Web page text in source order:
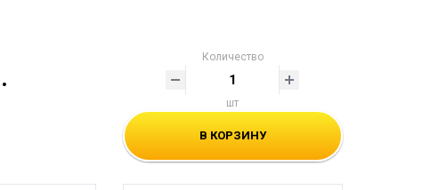
Количество
шт
В КОРЗИНУ